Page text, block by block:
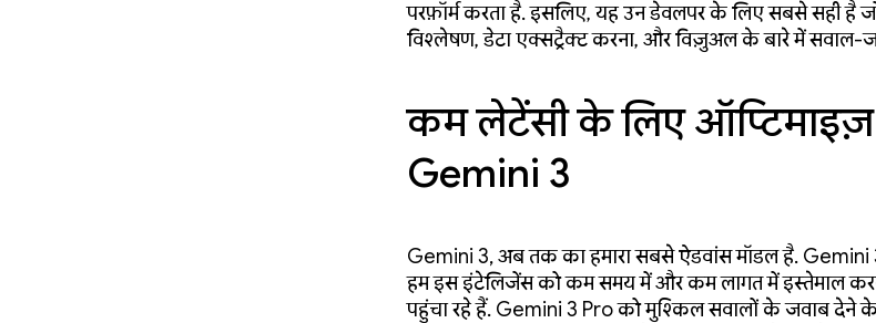
परफ़ॉर्म करता है. इसलिए, यह उन डेवलपर के लिए सबसे सही है
विश्लेषण, डेटा एक्सट्रैक्ट करना, और विज़ुअल के बारे में सवाल-
कम लेटेंसी के लिए ऑप्टिमाइज़
Gemini 3
Gemini 3, अब तक का हमारा सबसे ऐडवांस मॉडल है.
हम इस इंटेलिजेंस को कम समय में और कम लागत में इस्तेमाल
पहुंचा रहे हैं. Gemini 3 Pro को मुश्किल सवालों के जवाब देने के